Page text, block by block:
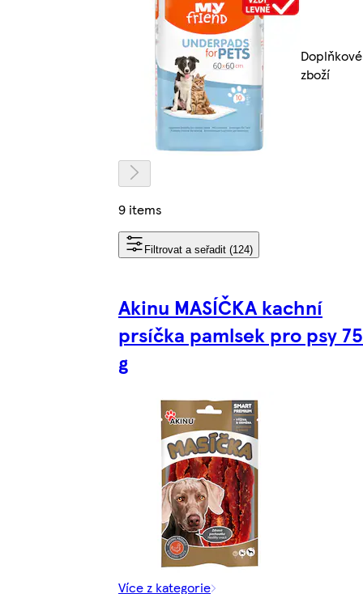
Doplňkové
zboží
9 items
Filtrovat a seřadit (124)
Akinu MASÍČKA kachní
prsíčka pamlsek pro psy 75
g
Více z kategorie